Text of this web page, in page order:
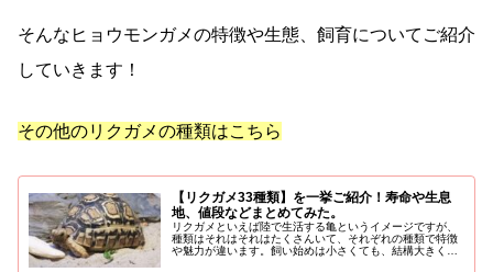
そんなヒョウモンガメの特徴や生態、飼育についてご紹介
していきます！
その他のリクガメの種類はこちら
【リクガメ33種類】を一挙ご紹介！寿命や生息
地、値段などまとめてみた。
リクガメといえば陸で生活する亀というイメージですが、
種類はそれはそれはたくさんいて、それぞれの種類で特徴
や魅力が違います。飼い始めは小さくても、結構大きくな